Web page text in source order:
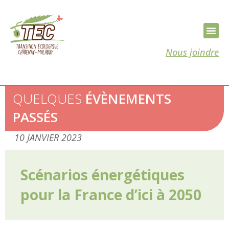
Nous joindre
QUELQUES ÉVÈNEMENTS
PASSÉS
10 JANVIER 2023
Scénarios énergétiques
pour la France d’ici à 2050